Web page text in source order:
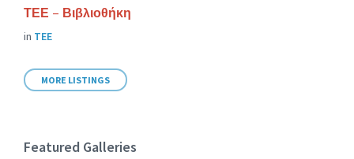
ΤΕΕ – Βιβλιοθήκη
in ΤΕΕ
MORE LISTINGS
Featured Galleries